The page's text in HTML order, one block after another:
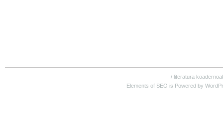
/ literatura
Elements of SEO is Powered by